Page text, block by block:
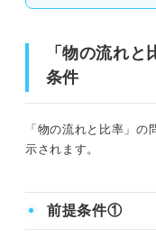
「物の流れ
条件
「物の流れと比率」
示されます。
前提条件①